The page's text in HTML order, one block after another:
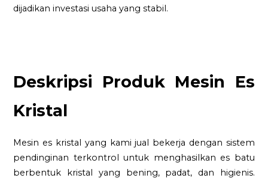
dijadikan investasi usaha yang stabil.
Deskripsi Produk Mesin Es
Kristal
Mesin es kristal yang kami jual bekerja dengan sistem
pendinginan terkontrol untuk menghasilkan es batu
berbentuk kristal yang bening, padat, dan higienis.